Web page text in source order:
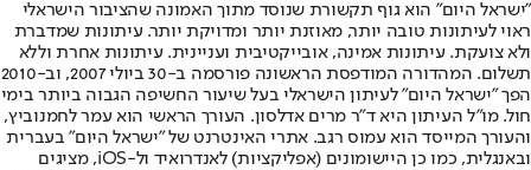
"ישראל היום" הוא גוף תקשורת שנוסד מתוך האמונה שהציבור הישראלי
ראוי לעיתונות טובה יותר, מאוזנת יותר ומדויקת יותר. עיתונות שמדברת
ולא צועקת. עיתונות אמינה, אובייקטיבית ועניינית. עיתונות אחרת וללא
תשלום. המהדורה המודפסת הראשונה פורסמה ב-30 ביולי 2007, וב-2010
הפך "ישראל היום" לעיתון הישראלי בעל שיעור החשיפה הגבוה ביותר בימי
חול. מו"ל העיתון היא ד"ר מרים אדלסון. העורך הראשי הוא עמר לחמנוביץ,
והעורך המייסד הוא עמוס רגב. אתרי האינטרנט של "ישראל היום" בעברית
ובאנגלית, כמו כן היישומונים (אפליקציות) לאנדרואיד ול-iOS, מציגים